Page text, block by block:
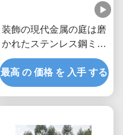
装飾の現代金属の庭は磨
かれたステンレス鋼ミラ
ーを彫ります
最高 の 価格 を 入手 する